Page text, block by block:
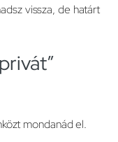
vissza, de határt
mondanád el.